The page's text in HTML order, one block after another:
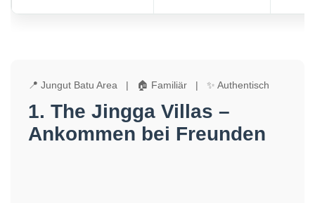
📍 Jungut Batu Area | 🏠 Familiär | ✨ Authentisch
1. The Jingga Villas –
Ankommen bei Freunden